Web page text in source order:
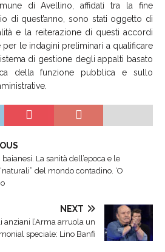
di Avellino, affidati tra la fine
di quest’anno, sono stati oggetto di
e la reiterazione di questi accordi
le indagini preliminari a qualificare
di gestione degli appalti basato
della funzione pubblica e sullo
La sanità dell’epoca e le
del mondo contadino. ‘O
NEXT
anziani l’Arma arruola un
speciale: Lino Banfi